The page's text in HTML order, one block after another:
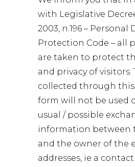
with Legislative
2003, n.196 – Personal
Protection Code – all
are taken to protect
and privacy of visitors.
collected through
form will not be used
usual / possible
information between
and the owner of the
addresses, ie a